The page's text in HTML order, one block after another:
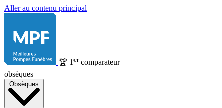
Aller au contenu principal
🏆 1 ercomparateur
obsèques
Obsèques